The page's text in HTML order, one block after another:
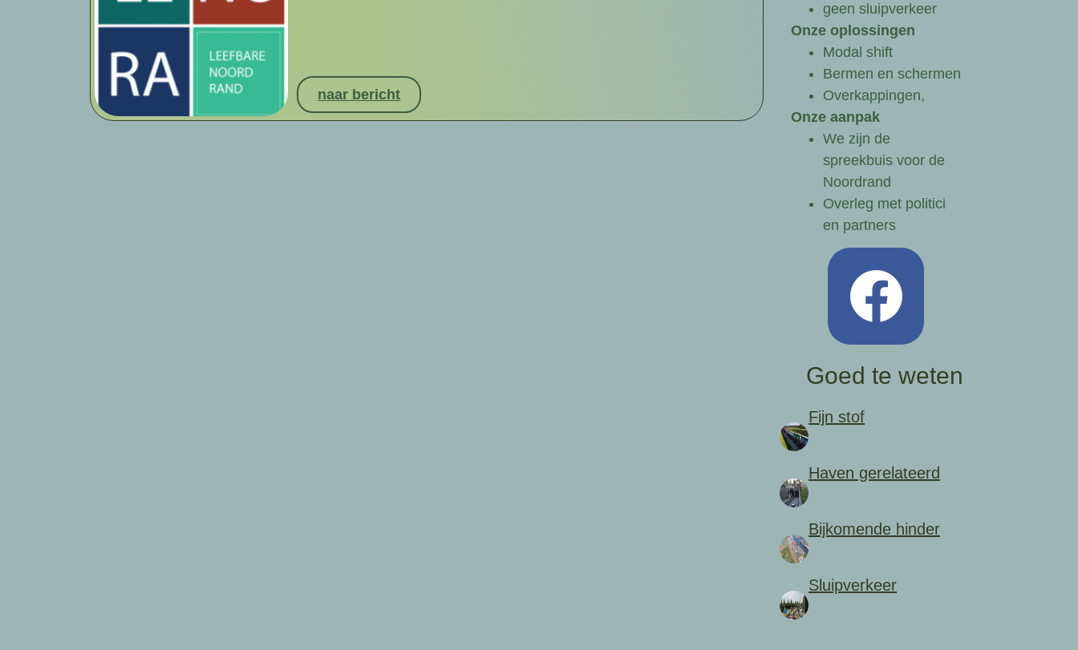
naar bericht
geen sluipverkeer
Onze oplossingen
Modal shift
Bermen en schermen
Overkappingen,
Onze aanpak
We zijn de
spreekbuis voor de
Noordrand
Overleg met politici
en partners
Goed te weten
Fijn stof
Haven gerelateerd
Bijkomende hinder
Sluipverkeer